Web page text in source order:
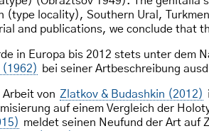
(type locality), Southern Ural,
and publications, we conclude that
in Europa bis 2012 stets unter dem
(1962)
bei seiner Artbeschreibung
Arbeit von Zlatkov & Budashkin (2012)
auf einem Vergleich der
meldet seinen Neufund der Art auf